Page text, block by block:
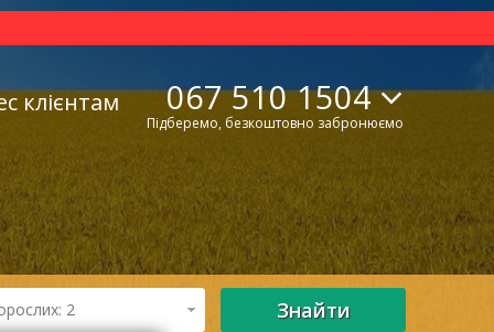
клієнтам 067 510 1504
Підберемо, безкоштовно забронюємо
2 Знайти